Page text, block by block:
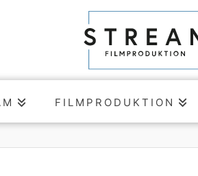
FILMPRODUKTION